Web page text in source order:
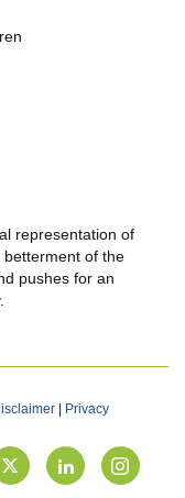
representation of
of the
pushes for an
Privacy